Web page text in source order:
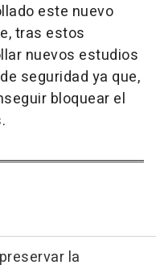
este nuevo
tras estos
nuevos estudios
seguridad ya que,
bloquear el
la